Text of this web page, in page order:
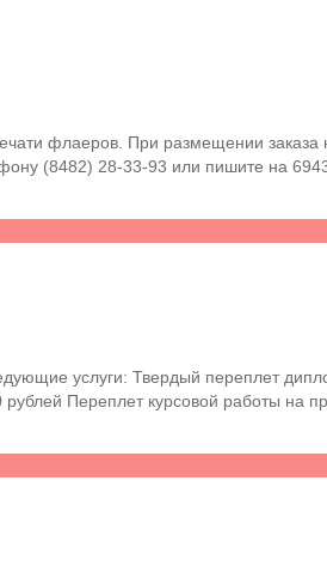
флаеров. При размещении заказа
(8482) 28-33-93 или пишите на
услуги: Твердый переплет
Переплет курсовой работы на